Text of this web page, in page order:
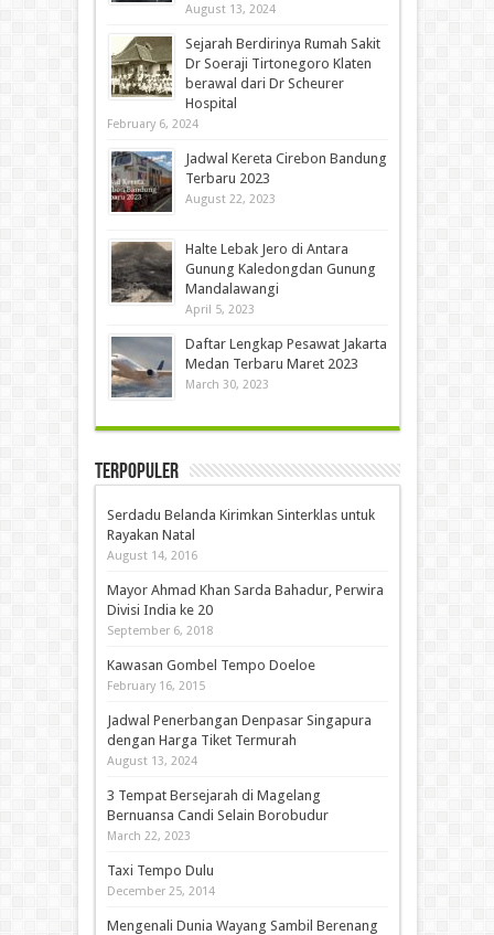
August 13, 2024
Sejarah Berdirinya Rumah Sakit
Dr Soeraji Tirtonegoro Klaten
berawal dari Dr Scheurer
Hospital
February 6, 2024
Jadwal Kereta Cirebon Bandung
Terbaru 2023
August 22, 2023
Halte Lebak Jero di Antara
Gunung Kaledongdan Gunung
Mandalawangi
April 5, 2023
Daftar Lengkap Pesawat Jakarta
Medan Terbaru Maret 2023
March 30, 2023
Terpopuler
Serdadu Belanda Kirimkan Sinterklas untuk
Rayakan Natal
August 14, 2016
Mayor Ahmad Khan Sarda Bahadur, Perwira
Divisi India ke 20
September 6, 2018
Kawasan Gombel Tempo Doeloe
February 16, 2015
Jadwal Penerbangan Denpasar Singapura
dengan Harga Tiket Termurah
August 13, 2024
3 Tempat Bersejarah di Magelang
Bernuansa Candi Selain Borobudur
March 22, 2023
Taxi Tempo Dulu
December 25, 2014
Mengenali Dunia Wayang Sambil Berenang